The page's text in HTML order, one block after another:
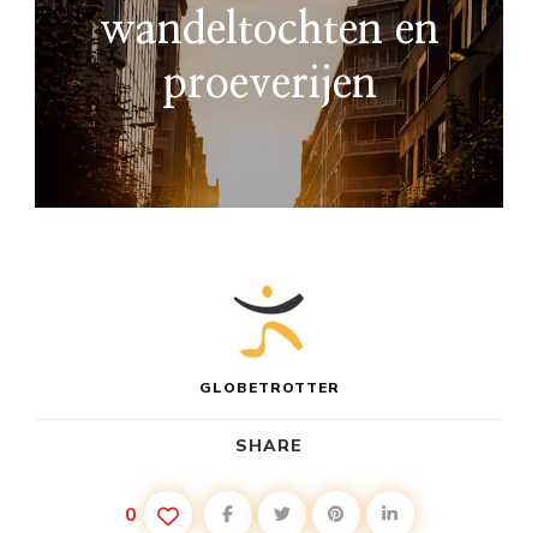
wandeltochten en
proeverijen
GLOBETROTTER
SHARE
0